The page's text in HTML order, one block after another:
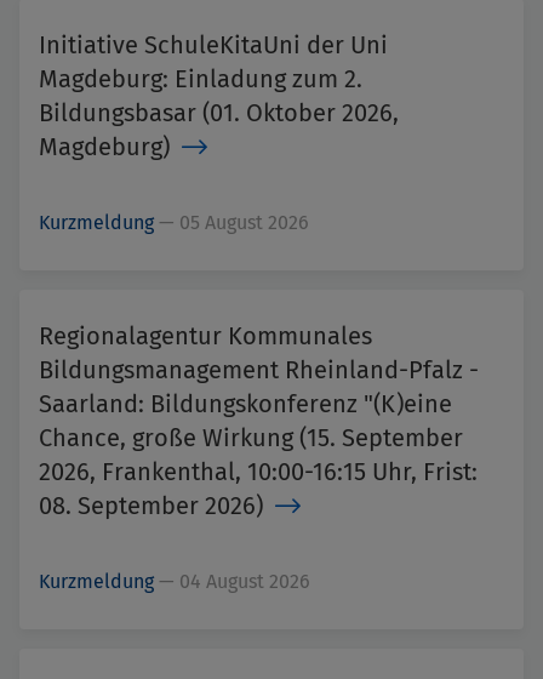
Initiative SchuleKitaUni der Uni
Magdeburg: Einladung zum 2.
Bildungsbasar (01. Oktober 2026,
Magdeburg)
Kurzmeldung — 05 August 2026
Regionalagentur Kommunales
Bildungsmanagement Rheinland-Pfalz -
Saarland: Bildungskonferenz "(K)eine
Chance, große Wirkung (15. September
2026, Frankenthal, 10:00-16:15 Uhr, Frist:
08. September 2026)
Kurzmeldung — 04 August 2026